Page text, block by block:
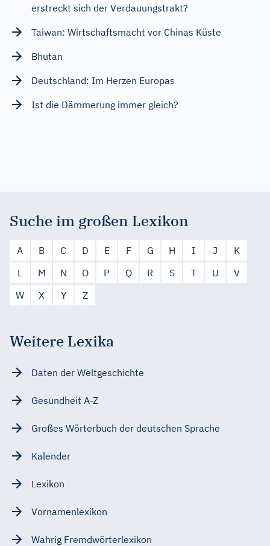
erstreckt sich der Verdauungstrakt?
Taiwan: Wirtschaftsmacht vor Chinas Küste
Bhutan
Deutschland: Im Herzen Europas
Ist die Dämmerung immer gleich?
Suche im großen Lexikon
A B C D E F G H I J
K
L
M N O P Q R S T U
V
W
X Y Z
Weitere Lexika
Daten der Weltgeschichte
Gesundheit A-Z
Großes Wörterbuch der deutschen Sprache
Kalender
Lexikon
Vornamenlexikon
Wahrig Fremdwörterlexikon